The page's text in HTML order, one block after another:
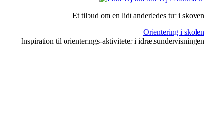
Et tilbud om en lidt anderledes tur i skoven
Orientering i skolen
Inspiration til orienterings-aktiviteter i idrætsundervisningen